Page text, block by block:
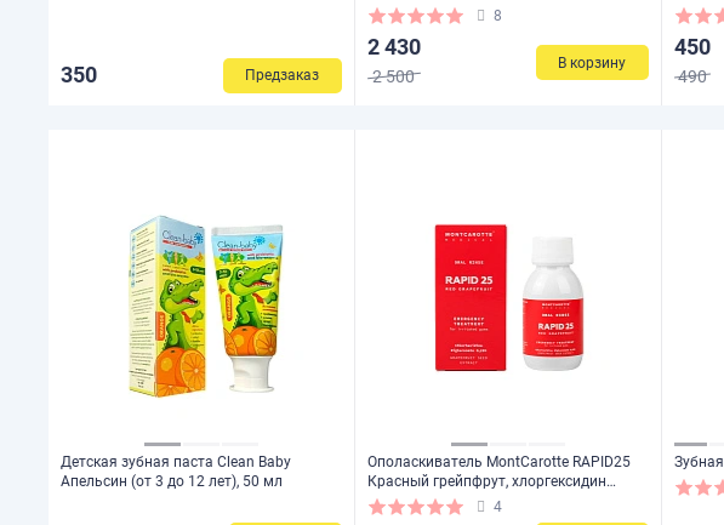
350 Предзаказ
0,3%, 30 мл
8
2 430
2 500
В корзину
450
490
Детская зубная паста Clean Baby
Апельсин (от 3 до 12 лет), 50 мл
Ополаскиватель MontCarotte RAPID25
Красный грейпфрут, хлоргексидин
0,25% 100 мл
4